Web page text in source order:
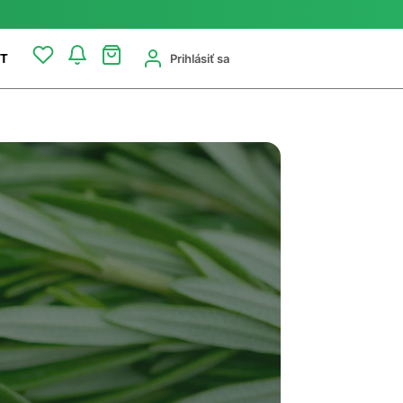
Prihlásiť sa